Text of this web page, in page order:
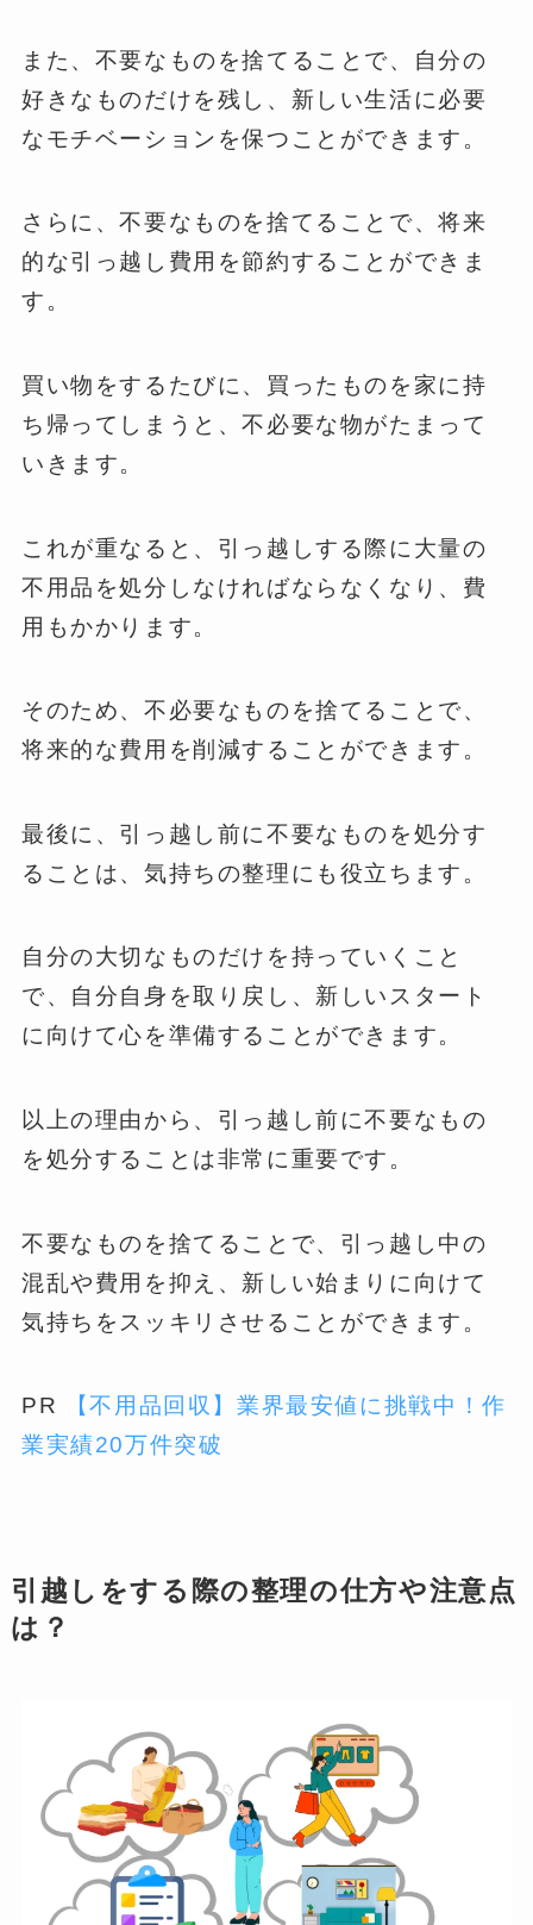
また、不要なものを捨てることで、自分の
好きなものだけを残し、新しい生活に必要
なモチベーションを保つことができます。
さらに、不要なものを捨てることで、将来
的な引っ越し費用を節約することができま
す。
買い物をするたびに、買ったものを家に持
ち帰ってしまうと、不必要な物がたまって
いきます。
これが重なると、引っ越しする際に大量の
不用品を処分しなければならなくなり、費
用もかかります。
そのため、不必要なものを捨てることで、
将来的な費用を削減することができます。
最後に、引っ越し前に不要なものを処分す
ることは、気持ちの整理にも役立ちます。
自分の大切なものだけを持っていくこと
で、自分自身を取り戻し、新しいスタート
に向けて心を準備することができます。
以上の理由から、引っ越し前に不要なもの
を処分することは非常に重要です。
不要なものを捨てることで、引っ越し中の
混乱や費用を抑え、新しい始まりに向けて
気持ちをスッキリさせることができます。
PR
【不用品回収】業界最安値に挑戦中！作
業実績20万件突破
引越しをする際の整理の仕方や注意点
は？